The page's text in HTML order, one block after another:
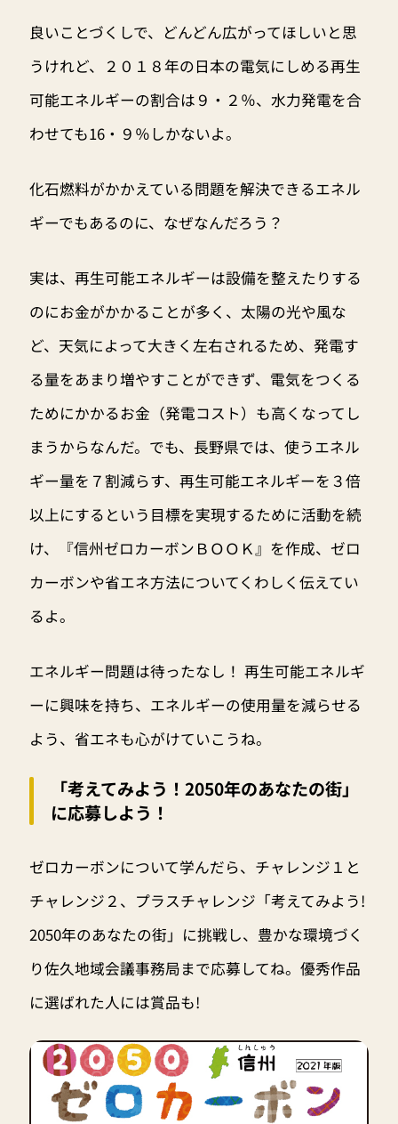
良いことづくしで、どんどん広がってほしいと思
うけれど、２０１８年の日本の電気にしめる再生
可能エネルギーの割合は９・２％、水力発電を合
わせても16・９％しかないよ。
化石燃料がかかえている問題を解決できるエネル
ギーでもあるのに、なぜなんだろう？
実は、再生可能エネルギーは設備を整えたりする
のにお金がかかることが多く、太陽の光や風な
ど、天気によって大きく左右されるため、発電す
る量をあまり増やすことができず、電気をつくる
ためにかかるお金（発電コスト）も高くなってし
まうからなんだ。でも、長野県では、使うエネル
ギー量を７割減らす、再生可能エネルギーを３倍
以上にするという目標を実現するために活動を続
け、『信州ゼロカーボンＢＯＯＫ』を作成、ゼロ
カーボンや省エネ方法についてくわしく伝えてい
るよ。
エネルギー問題は待ったなし！ 再生可能エネルギ
ーに興味を持ち、エネルギーの使用量を減らせる
よう、省エネも心がけていこうね。
「考えてみよう！2050年のあなたの街」
に応募しよう！
ゼロカーボンについて学んだら、チャレンジ１と
チャレンジ２、プラスチャレンジ「考えてみよう!
2050年のあなたの街」に挑戦し、豊かな環境づく
り佐久地域会議事務局まで応募してね。優秀作品
に選ばれた人には賞品も!